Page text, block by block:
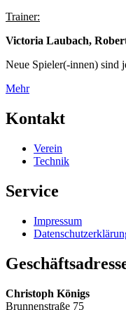
Trainer:
Victoria Laubach,
Neue Spieler(-innen) sind
Mehr
Kontakt
Verein
Technik
Service
Impressum
Christoph Königs
Brunnenstraße 75